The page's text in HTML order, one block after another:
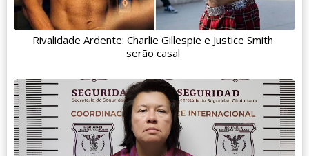
Rivalidade Ardente: Charlie Gillespie e Justice Smith
serão casal